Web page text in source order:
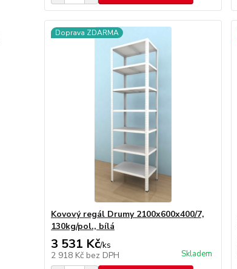
Doprava ZDARMA
Kovový regál Drumy 2100x600x400/7,
130kg/pol., bílá
3 531 Kč/ks
2 918 Kč bez DPH Skladem